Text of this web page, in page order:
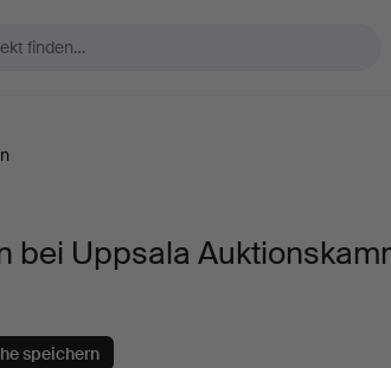
bei Uppsala
speichern